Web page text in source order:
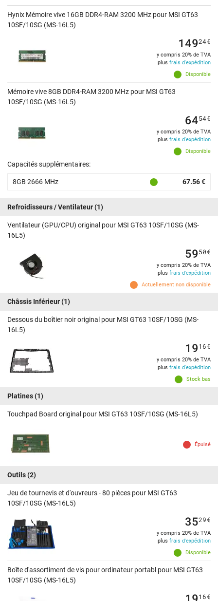
Hynix Mémoire vive 16GB DDR4-RAM 3200 MHz pour MSI GT63
10SF/10SG (MS-16L5)
Disponible
14924€
y compris 20% de TVA
plus frais d'expédition
Mémoire vive 8GB DDR4-RAM 3200 MHz pour MSI GT63
10SF/10SG (MS-16L5)
Disponible
6454€
y compris 20% de TVA
plus frais d'expédition
Capacités supplémentaires:
8GB 2666 MHz 67.56 €
Refroidisseurs / Ventilateur(1)
Ventilateur (GPU/CPU) original pour MSI GT63 10SF/10SG (MS-
16L5)
Actuellement non disponible
5950€
y compris 20% de TVA
plus frais d'expédition
Châssis Inférieur(1)
Dessous du boîtier noir original pour MSI GT63 10SF/10SG (MS-
16L5)
Stock bas
1916€
y compris 20% de TVA
plus frais d'expédition
Platines(1)
Touchpad Board original pour MSI GT63 10SF/10SG (MS-16L5)
Épuisé
Outils(2)
Jeu de tournevis et d'ouvreurs - 80 pièces pour MSI GT63
10SF/10SG (MS-16L5)
Disponible
3529€
y compris 20% de TVA
plus frais d'expédition
Boîte d'assortiment de vis pour ordinateur portabl pour MSI GT63
10SF/10SG (MS-16L5)
16€